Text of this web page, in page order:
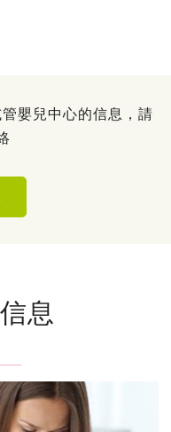
嬰兒中心的信息，請
息